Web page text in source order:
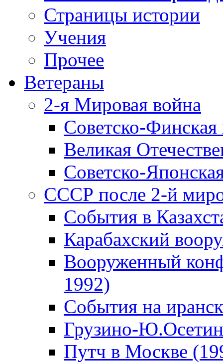
Страницы истории
Учения
Прочее
Ветераны
2-я Мировая война
Советско-
Великая
Советско-
СССР после 2-й
События в
Карабахский
Вооруженный
1992)
События на
Грузино-
Путч в Москве